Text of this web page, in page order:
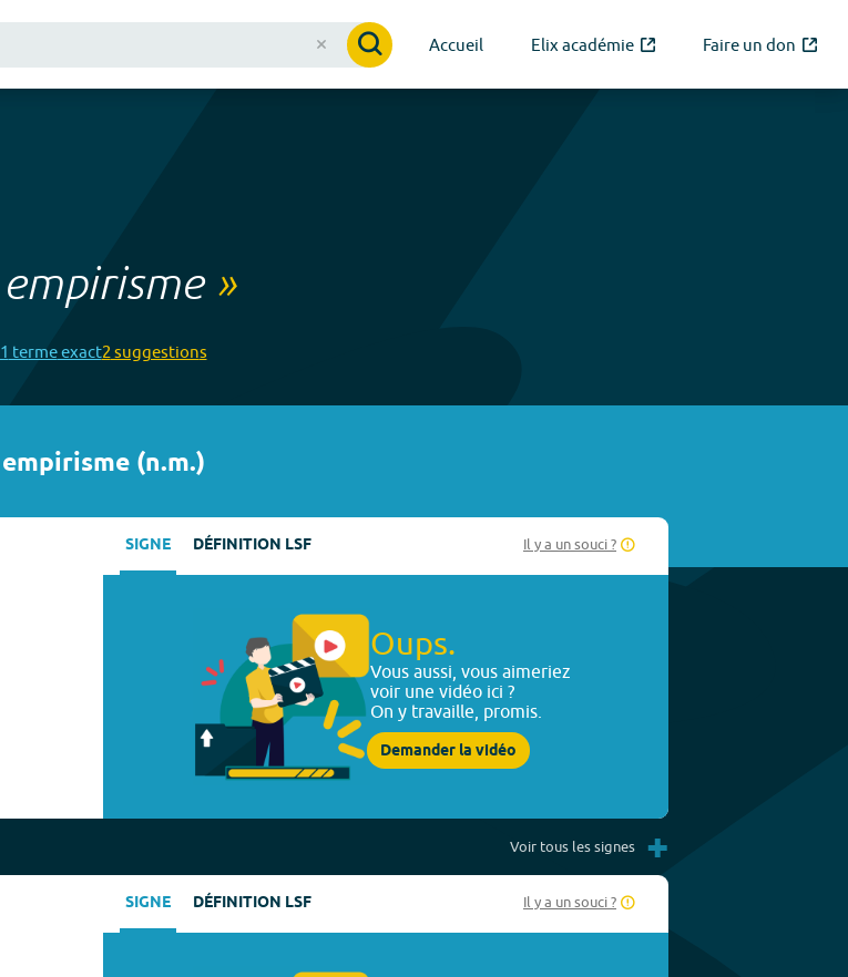
Accueil Elix académie Faire un don
empirisme»
1 termeexact2 suggestions
empirisme(n.m.)
SIGNE DÉFINITION LSF Il y a un souci ?
Oups.
Vous aussi, vous aimeriez
voir une vidéo ici ?
On y travaille, promis.
Demander la vidéo
Voir tous les signes +
SIGNE DÉFINITION LSF Il y a un souci ?